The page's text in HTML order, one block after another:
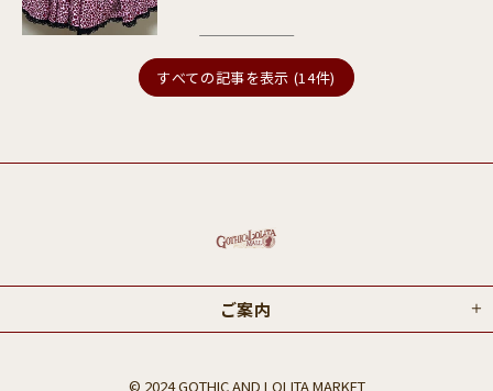
すべての記事を表示 (14件)
ご案内
© 2024 GOTHIC AND LOLITA MARKET